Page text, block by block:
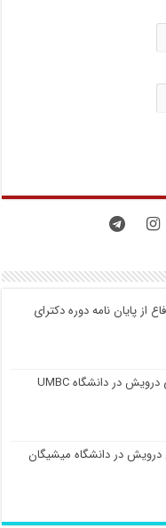
پایان نامه دوره دکترای
مراسم جشن دکترای کسری درویش در دانشگاه UMBC
در دانشگاه میشیگان